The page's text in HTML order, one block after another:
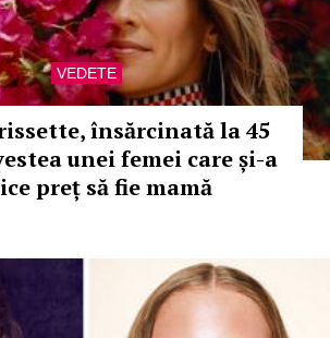
VEDETE
însărcinată la 45
unei femei care și-a
preț să fie mamă